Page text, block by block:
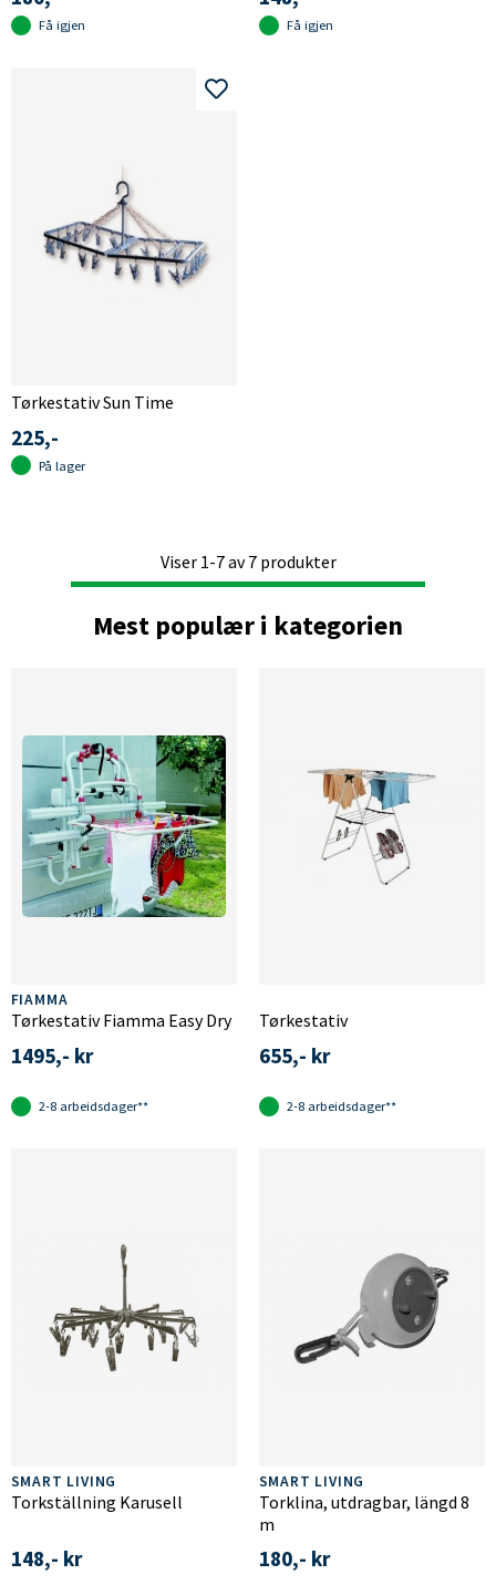
Få igjen Få igjen
Tørkestativ Sun Time
225,-
På lager
Viser 1-7av7produkter
Mest populær i kategorien
FIAMMA
Tørkestativ Fiamma Easy Dry
1495,- kr
2-8 arbeidsdager**
Tørkestativ
655,- kr
2-8 arbeidsdager**
SMART LIVING
Torkställning Karusell
148,- kr
SMART LIVING
Torklina, utdragbar, längd 8
m
180,- kr